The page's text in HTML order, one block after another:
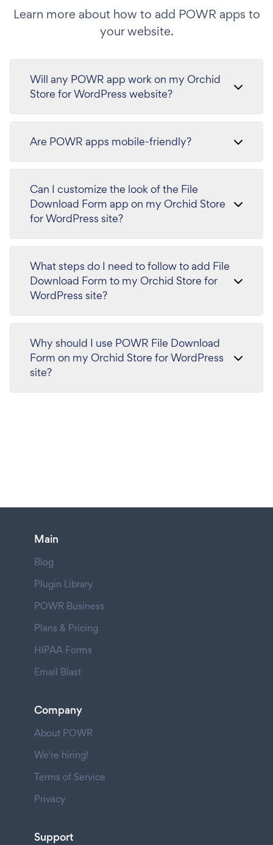
Learn more about how to add POWR apps to
your website.
Will any POWR app work on my Orchid
Store for WordPress website?
Are POWR apps mobile-friendly?
Can I customize the look of the File
Download Form app on my Orchid Store
for WordPress site?
What steps do I need to follow to add File
Download Form to my Orchid Store for
WordPress site?
Why should I use POWR File Download
Form on my Orchid Store for WordPress
site?
Main
Blog
Plugin Library
POWR Business
Plans & Pricing
HIPAA Forms
Email Blast
Company
About POWR
We're hiring!
Terms of Service
Privacy
Support